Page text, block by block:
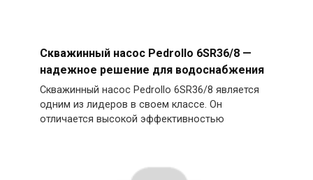
Скважинный насос Pedrollo 6SR36/8 —
надежное решение для водоснабжения
Скважинный насос Pedrollo 6SR36/8 является
одним из лидеров в своем классе. Он
отличается высокой эффективностью